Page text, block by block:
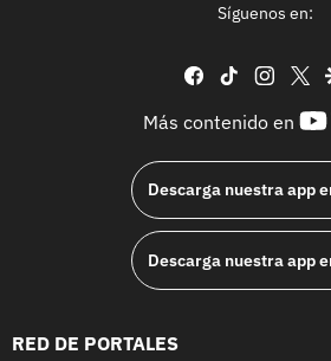
Síguenos en:
facebook
tiktok
Más contenido en
Descarga nuestra app
Descarga nuestra app
RED DE PORTALES